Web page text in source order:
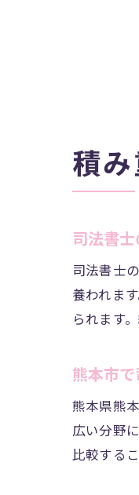
積
司法書
司法書士
養われま
られます
熊本市
熊本県熊
広い分野
比較する